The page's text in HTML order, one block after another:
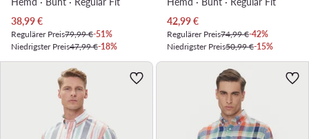
Aktueller Preis
38,99€
Regulärer Preis79,99 €-51%
Niedrigster Preis47,99 €-18%
Aktueller Preis
42,99€
Regulärer Preis74,99 €-42%
Niedrigster Preis50,99 €-15%